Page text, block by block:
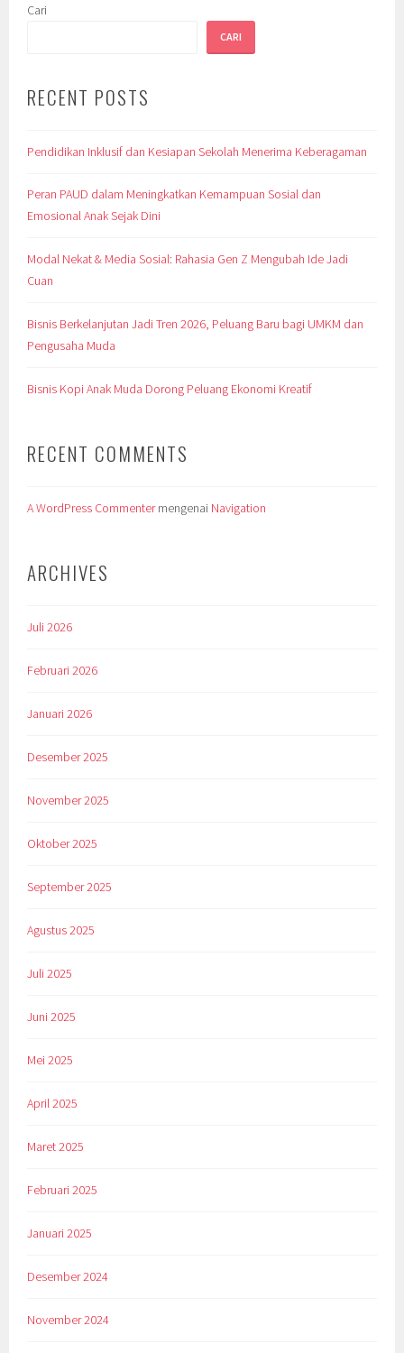
Cari
CARI
RECENT POSTS
Pendidikan Inklusif dan Kesiapan Sekolah Menerima Keberagaman
Peran PAUD dalam Meningkatkan Kemampuan Sosial dan
Emosional Anak Sejak Dini
Modal Nekat & Media Sosial: Rahasia Gen Z Mengubah Ide Jadi
Cuan
Bisnis Berkelanjutan Jadi Tren 2026, Peluang Baru bagi UMKM dan
Pengusaha Muda
Bisnis Kopi Anak Muda Dorong Peluang Ekonomi Kreatif
RECENT COMMENTS
A WordPress Commentermengenai Navigation
ARCHIVES
Juli 2026
Februari 2026
Januari 2026
Desember 2025
November 2025
Oktober 2025
September 2025
Agustus 2025
Juli 2025
Juni 2025
Mei 2025
April 2025
Maret 2025
Februari 2025
Januari 2025
Desember 2024
November 2024